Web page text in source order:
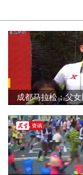
成都马拉松：父